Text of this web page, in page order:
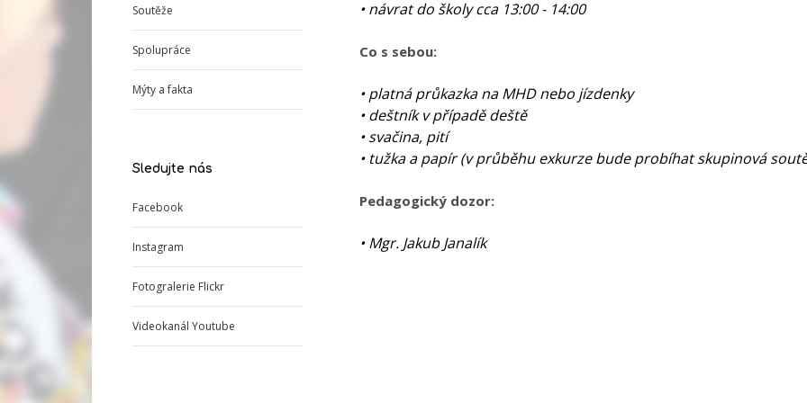
Soutěže
Spolupráce
Mýty a fakta
Sledujte nás
Facebook
Instagram
Fotogralerie Flickr
Videokanál Youtube
• návrat do školy cca 13:00 - 14:00
Co s sebou:
• platná průkazka na MHD nebo jízdenky
• deštník v případě deště
• svačina, pití
• tužka a papír (v průběhu exkurze bude probíhat skupinová
Pedagogický dozor:
• Mgr. Jakub Janalík